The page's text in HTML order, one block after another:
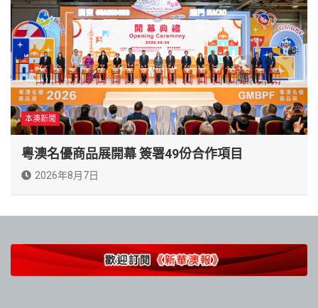
本澳新聞
粵澳名優商品展開幕 簽署49份合作項目
2026年8月7日